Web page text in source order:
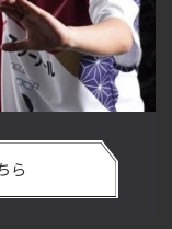
！【ストーム久保の
】
ら